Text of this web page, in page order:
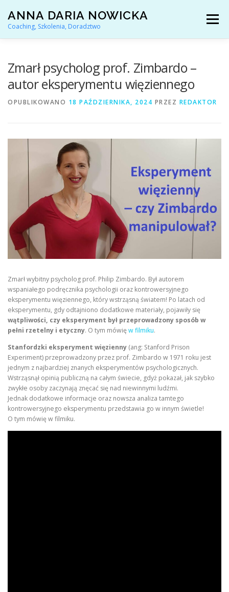
treści
ANNA DARIA NOWICKA
Coaching, Szkolenia, Doradztwo
Menu
Zmarł psycholog prof. Zimbardo –
autor eksperymentu więziennego
OPUBLIKOWANO 18 PAŹDZIERNIKA, 2024 PRZEZ REDAKTOR
Zmarł wybitny psycholog prof. Philip Zimbardo. Był autorem
wspaniałego podręcznika psychologii oraz kontrowersyjnego
eksperymentu więziennego, który wstrząsną światem! Po latach od
eksperymentu, gdy odtajniono dodatkowe materiały, pojawiły się
wątpliwości, czy eksperyment był przeprowadzony sposób w
pełni rzetelny i etyczny. O tym mówięw filmiku.
Stanfordzki eksperyment więzienny (ang: Stanford Prison
Experiment) przeprowadzony przez prof. Zimbardo w 1971 roku jest
jednym z najbardziej znanych eksperymentów psychologicznych.
Wstrząsnął opinią publiczną na całym świecie, gdyż pokazał, jak szybko
zwykłe osoby zaczynają znęcać się nad niewinnymi ludźmi.
Jednak dodatkowe informacje oraz nowsza analiza tamtego
kontrowersyjnego eksperymentu przedstawia go w innym świetle!
O tym mówię w filmiku.